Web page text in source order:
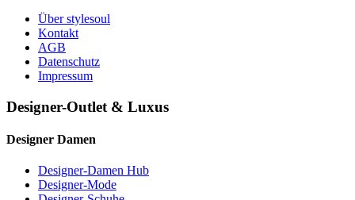
Über stylesoul
Kontakt
AGB
Datenschutz
Impressum
Designer-Outlet & Luxus
Designer Damen
Designer-Damen Hub
Designer-Mode